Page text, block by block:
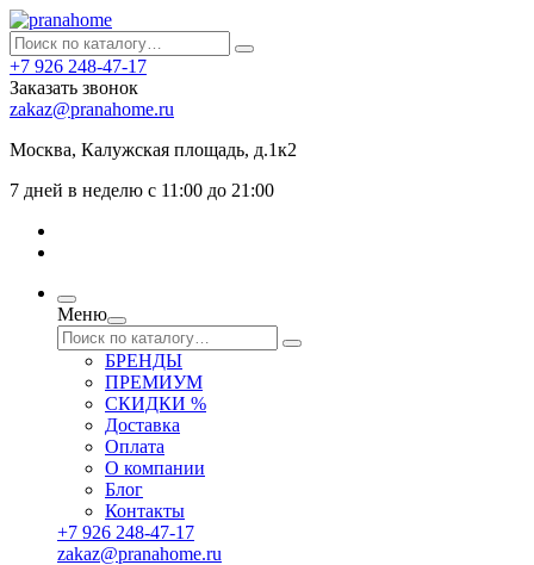
+7 926 248-47-17
Заказать звонок
zakaz@pranahome.ru
Москва, Калужская площадь, д.1к2
7 дней в неделю с 11:00 до 21:00
Меню
БРЕНДЫ
ПРЕМИУМ
СКИДКИ %
Доставка
Оплата
О компании
Блог
Контакты
+7 926 248-47-17
zakaz@pranahome.ru